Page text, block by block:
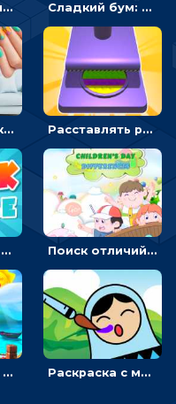
Красный шарик-герой в бегах: прыгать, чтобы избегать препятствий Сладкий бум: тапнуть, чтобы взорвать желейки - головоломка
Пазлы с маникюром: собери идеальный рисунок для ногтей Расставлять резиновые кубики, чтобы делать поп-ит - гиперказуальные
Головоломка с часами для детей: читать время по циферблату Поиск отличий на картинках с детьми - головоломка
Летний образ для подруг: переодевать девочек для прогулки Раскраска с матрешками для девочек